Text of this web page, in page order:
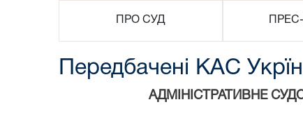
ПРО СУД
Передбачені КАС
АДМІНІСТРАТИВНЕ